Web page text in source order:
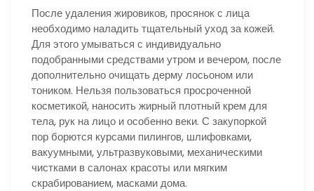
После удаления жировиков, просянок с лица
необходимо наладить тщательный уход за кожей.
Для этого умываться с индивидуально
подобранными средствами утром и вечером, после
дополнительно очищать дерму лосьоном или
тоником. Нельзя пользоваться просроченной
косметикой, наносить жирный плотный крем для
тела, рук на лицо и особенно веки. С закупоркой
пор борются курсами пилингов, шлифовками,
вакуумными, ультразвуковыми, механическими
чистками в салонах красоты или мягким
скрабированием, масками дома.